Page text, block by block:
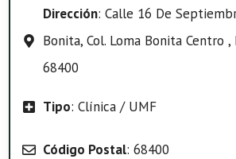
Dirección: Calle 16 De
Bonita, Col. Loma Bonita Centro ,
68400
Tipo: Clínica / UMF
Código Postal: 68400